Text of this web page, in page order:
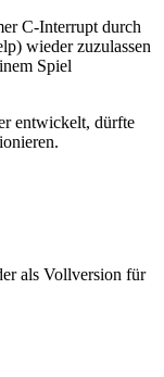
C-Interrupt durch
wieder zuzulassen
Spiel
entwickelt, dürfte
als Vollversion für